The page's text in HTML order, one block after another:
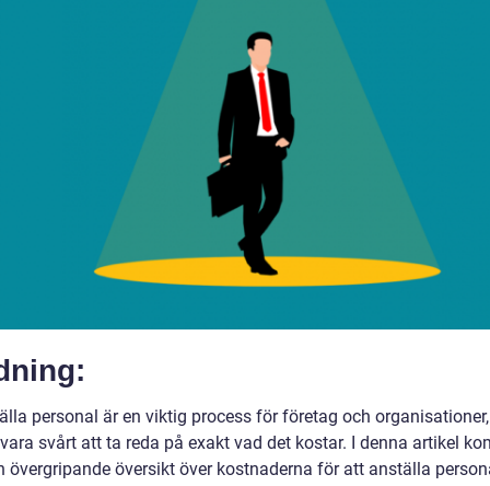
personal är en viktig process för företag och
svårt att ta reda på exakt vad det kostar. I denna artikel
övergripande översikt över kostnaderna för att anställa